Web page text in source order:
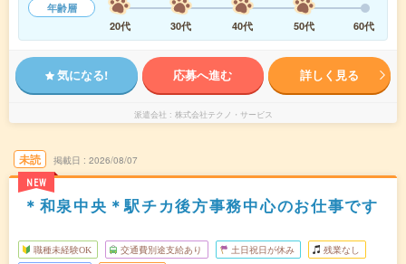
年齢層
20代
30代 40代 50代 60代
気になる! 応募へ進む 詳しく見る
派遣会社 株式会社テクノ・サービス
未読
NEW
掲載日 2026/08/07
＊和泉中央＊駅チカ後方事務中心のお仕事です
職種未経験OK 交通費別途支給あり 土日祝日が休み 残業なし